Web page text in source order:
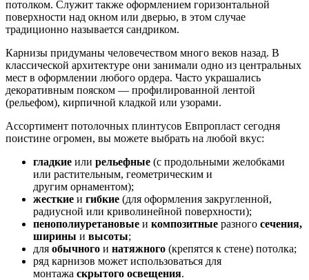
потолком. Служит также оформлением горизонтальной
поверхности над окном или дверью, в этом случае
традиционно называется сандриком.
Карнизы придуманы человечеством много веков назад. В
классической архитектуре они занимали одно из центральных
мест в оформлении любого ордера. Часто украшались
декоративным пояском — профилированной лентой
(рельефом), кирпичной кладкой или узорами.
Ассортимент потолочных плинтусов Евпропласт сегодня
поистине огромен, вы можете выбрать на любой вкус:
гладкие или рельефные (с продольными желобками
или растительным, геометрическим и
другим орнаментом);
жесткие и гибкие (для оформления закругленной,
радиусной или криволинейной поверхности);
пенополиуретановые и композитные разного сечения,
ширины и высоты;
для обычного и натяжного (крепятся к стене) потолка;
ряд карнизов может использоваться для
монтажа скрытого освещения.